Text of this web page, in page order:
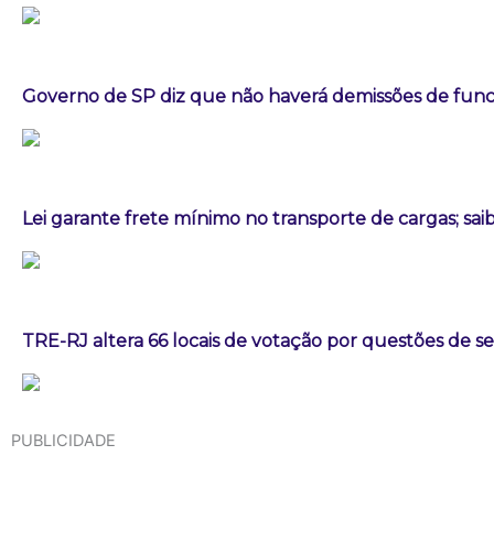
Governo de SP diz que não haverá demissões de
Lei garante frete mínimo no transporte de cargas;
TRE-RJ altera 66 locais de votação por questões de
PUBLICIDADE